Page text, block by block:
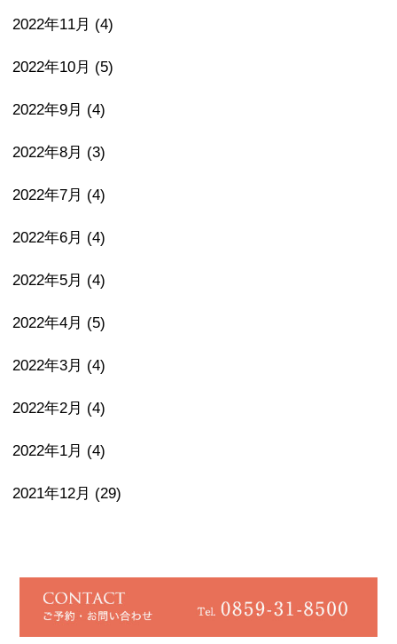
2022年11月 (4)
2022年10月 (5)
2022年9月 (4)
2022年8月 (3)
2022年7月 (4)
2022年6月 (4)
2022年5月 (4)
2022年4月 (5)
2022年3月 (4)
2022年2月 (4)
2022年1月 (4)
2021年12月 (29)